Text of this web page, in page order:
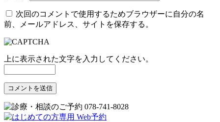
次回のコメントで使用するためブラウザーに自分の名
前、メールアドレス、サイトを保存する。
上に表示された文字を入力してください。